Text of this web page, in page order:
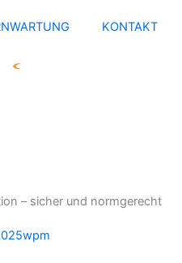
KONTAKT
– sicher und normgerecht
wpm